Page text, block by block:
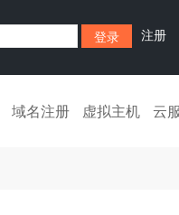
注册
域名注册 虚拟主机 云